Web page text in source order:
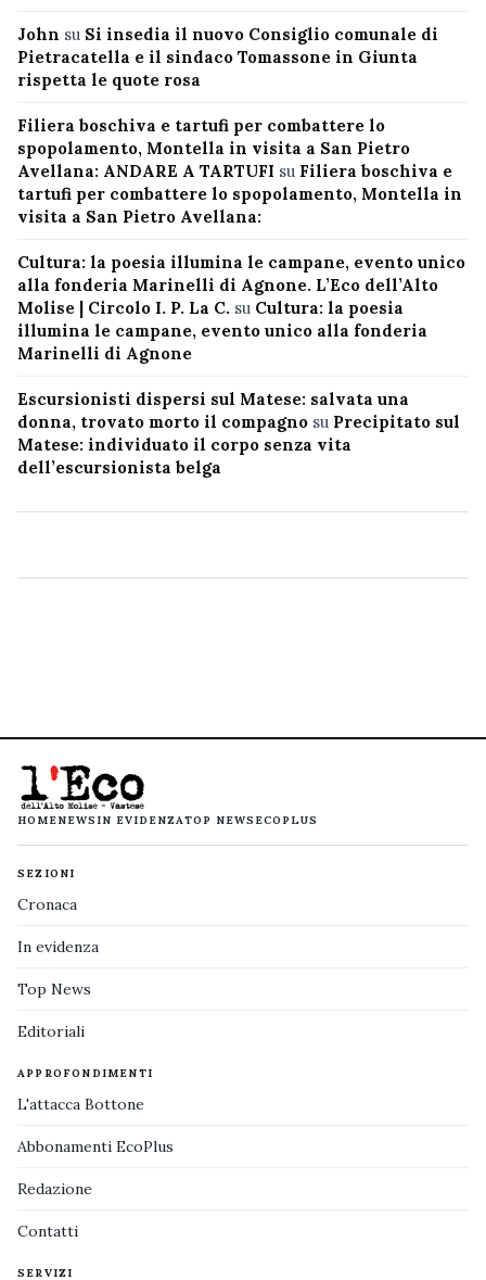
John su Si insedia il nuovo Consiglio comunale di
Pietracatella e il sindaco Tomassone in Giunta
rispetta le quote rosa
Filiera boschiva e tartufi per combattere lo
spopolamento, Montella in visita a San Pietro
Avellana: ANDARE A TARTUFI su Filiera boschiva e
tartufi per combattere lo spopolamento, Montella in
visita a San Pietro Avellana:
Cultura: la poesia illumina le campane, evento unico
alla fonderia Marinelli di Agnone. L’Eco dell’Alto
Molise | Circolo I. P. La C. su Cultura: la poesia
illumina le campane, evento unico alla fonderia
Marinelli di Agnone
Escursionisti dispersi sul Matese: salvata una
donna, trovato morto il compagno su Precipitato sul
Matese: individuato il corpo senza vita
dell’escursionista belga
HOMENEWS IN EVIDENZATOP NEWS ECOPLUS
SEZIONI
Cronaca
In evidenza
Top News
Editoriali
APPROFONDIMENTI
L'attacca Bottone
Abbonamenti EcoPlus
Redazione
Contatti
SERVIZI